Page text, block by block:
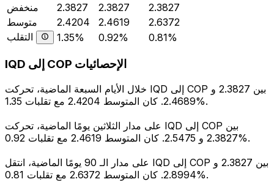
منخفض
2.3827 2.3827
2.3827
متوسط
2.4204 2.4619
2.6372
التقلب
1.35% 0.92% 0.81%
IQD إلى COP الإحصائيات
خلال الأيام السبعة الماضية، تحركت IQD إلى COP بين 2.3827 و
2.4689. كان المتوسط 2.4204 مع تقلبات 1.35%.
على مدار الثلاثين يومًا الماضية، تحركت IQD إلى COP بين
2.3827 و 2.5475. كان المتوسط 2.4619 مع تقلبات 0.92%.
على مدار الـ 90 يومًا الماضية، انتقل IQD إلى COP بين 2.3827 و
2.8994. كان المتوسط 2.6372 مع تقلبات 0.81%.